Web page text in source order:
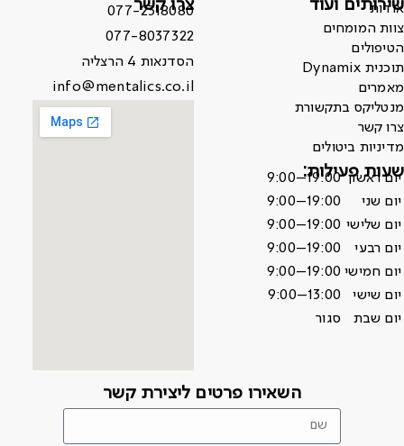
שירותים ועוד
אודות
צוות המומחים
הטיפולים
תוכנית Dynamix
מאמרים
מנטליקס בתקשורת
צרו קשר
מדיניות ביטולים
שעות פעילות:
יום ראשון 9:00–19:00
יום שני
9:00–19:00
יום שלישי 9:00–19:00
יום רבעי
9:00–19:00
יום חמישי 9:00–19:00
יום שישי
9:00–13:00
יום שבת
סגור
צרו קשר
077-2318080
077-8037322
הסדנאות 4 הרצליה
info@mentalics.co.il
השאירו פרטים ליצירת קשר